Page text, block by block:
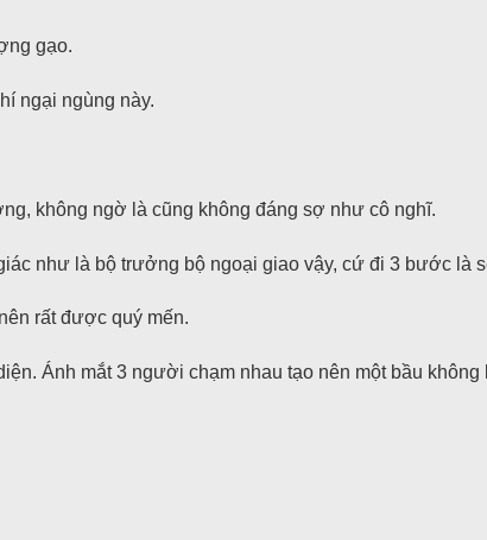
gạo.
ngại ngùng này.
không ngờ là cũng không đáng sợ như cô nghĩ.
như là bộ trưởng bộ ngoại giao vậy, cứ đi 3 bước là
rất được quý mến.
Ánh mắt 3 người chạm nhau tạo nên một bầu không